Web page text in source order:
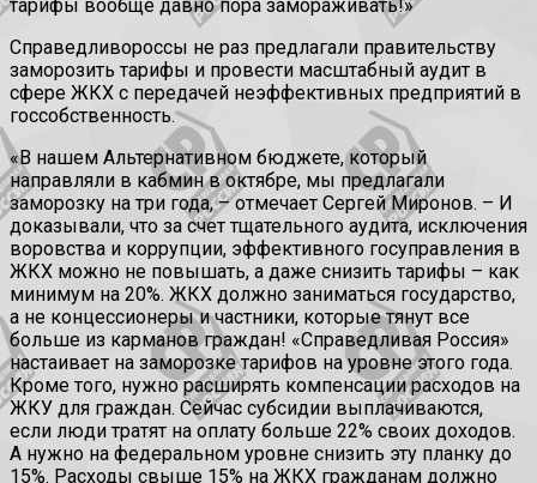
тарифы вообще давно пора замораживать!»
Справедливороссы не раз предлагали правительству
заморозить тарифы и провести масштабный аудит в
сфере ЖКХ с передачей неэффективных предприятий в
госсобственность.
«В нашем Альтернативном бюджете, который
направляли в кабмин в октябре, мы предлагали
заморозку на три года, – отмечает Сергей Миронов. – И
доказывали, что за счет тщательного аудита, исключения
воровства и коррупции, эффективного госуправления в
ЖКХ можно не повышать, а даже снизить тарифы – как
минимум на 20%. ЖКХ должно заниматься государство,
а не концессионеры и частники, которые тянут все
больше из карманов граждан! «Справедливая Россия»
настаивает на заморозке тарифов на уровне этого года.
Кроме того, нужно расширять компенсации расходов на
ЖКУ для граждан. Сейчас субсидии выплачиваются,
если люди тратят на оплату больше 22% своих доходов.
А нужно на федеральном уровне снизить эту планку до
15%. Расходы свыше 15% на ЖКХ гражданам должно